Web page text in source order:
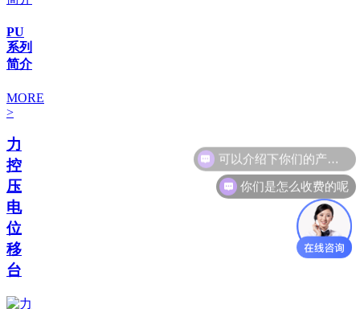
PU
系列
简介
MORE
>
力
控
压
电
位
移
台
可以介绍下你们的产品么
你们是怎么收费的呢